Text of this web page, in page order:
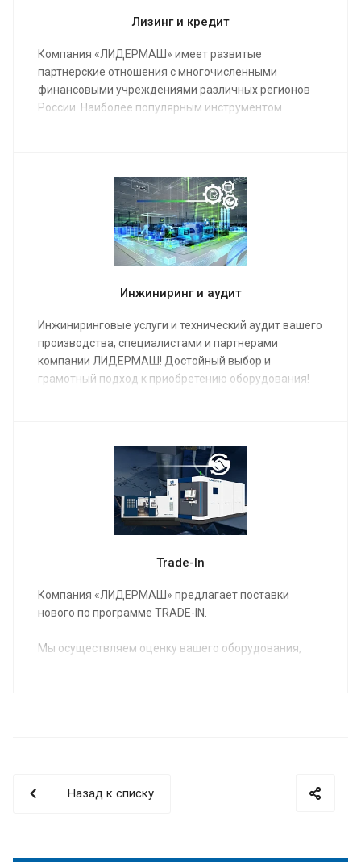
Лизинг и кредит
Компания «ЛИДЕРМАШ» имеет развитые
партнерские отношения с многочисленными
финансовыми учреждениями различных регионов
России. Наиболее популярным инструментом
Инжиниринг и аудит
Инжиниринговые услуги и технический аудит вашего
производства, специалистами и партнерами
компании ЛИДЕРМАШ! Достойный выбор и
грамотный подход к приобретению оборудования!
Trade-In
Компания «ЛИДЕРМАШ» предлагает поставки
нового по программе TRADE-IN.
Мы осуществляем оценку вашего оборудования,
Назад к списку